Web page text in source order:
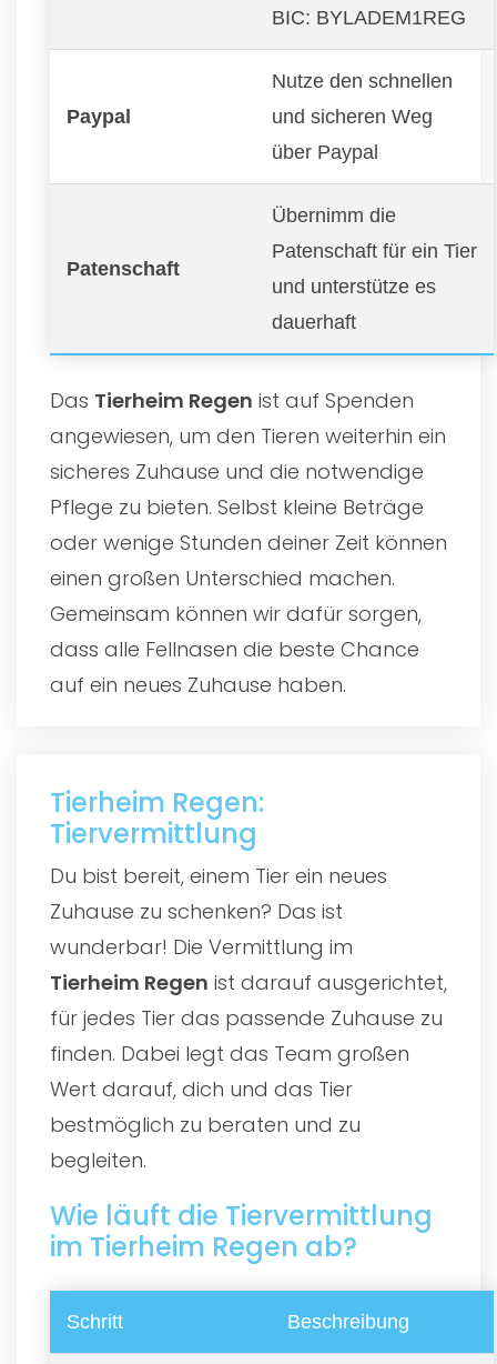
BIC: BYLADEM1REG
Paypal
Nutze den schnellen
und sicheren Weg
über Paypal
Patenschaft
Übernimm die
Patenschaft für ein Tier
und unterstütze es
dauerhaft
Das Tierheim Regen ist auf Spenden
angewiesen, um den Tieren weiterhin ein
sicheres Zuhause und die notwendige
Pflege zu bieten. Selbst kleine Beträge
oder wenige Stunden deiner Zeit können
einen großen Unterschied machen.
Gemeinsam können wir dafür sorgen,
dass alle Fellnasen die beste Chance
auf ein neues Zuhause haben.
Tierheim Regen:
Tiervermittlung
Du bist bereit, einem Tier ein neues
Zuhause zu schenken? Das ist
wunderbar! Die Vermittlung im
Tierheim Regen ist darauf ausgerichtet,
für jedes Tier das passende Zuhause zu
finden. Dabei legt das Team großen
Wert darauf, dich und das Tier
bestmöglich zu beraten und zu
begleiten.
Wie läuft die Tiervermittlung
im Tierheim Regen ab?
Schritt Beschreibung